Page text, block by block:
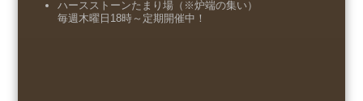
ハースストーンたまり場（※炉端の集い）
毎週木曜日18時～定期開催中！